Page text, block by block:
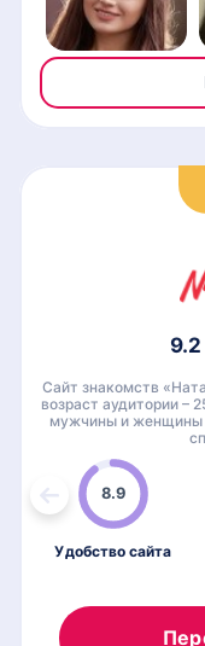
Сайт знакомств
возраст аудитории –
мужчины и женщины
8.9
Удобство сайта
9.2